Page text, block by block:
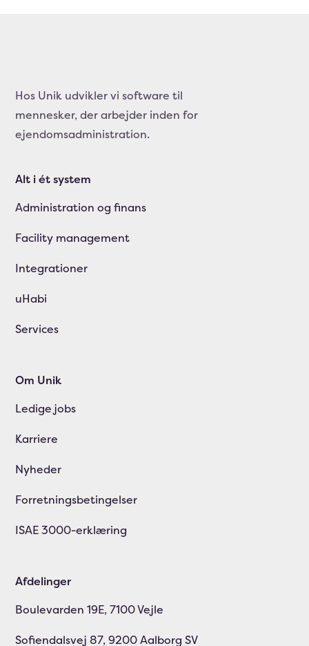
Hos Unik udvikler vi software til
mennesker, der arbejder inden for
ejendomsadministration.
Alt i ét system
Administration og finans
Facility management
Integrationer
uHabi
Services
Om Unik
Ledige jobs
Karriere
Nyheder
Forretningsbetingelser
ISAE 3000-erklæring
Afdelinger
Boulevarden 19E, 7100 Vejle
Sofiendalsvej 87, 9200 Aalborg SV